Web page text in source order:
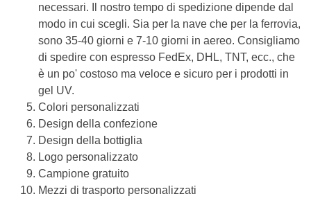
necessari. Il nostro tempo di spedizione dipende dal
modo in cui scegli. Sia per la nave che per la ferrovia,
sono 35-40 giorni e 7-10 giorni in aereo. Consigliamo
di spedire con espresso FedEx, DHL, TNT, ecc., che
è un po' costoso ma veloce e sicuro per i prodotti in
gel UV.
Colori personalizzati
Design della confezione
Design della bottiglia
Logo personalizzato
Campione gratuito
Mezzi di trasporto personalizzati